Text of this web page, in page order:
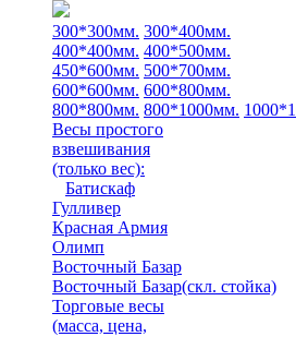
300*300мм. 300*400мм.
400*400мм. 400*500мм.
450*600мм. 500*700мм.
600*600мм. 600*800мм.
800*800мм. 800*1000мм.
Весы простого
взвешивания
(только вес):
Батискаф
Гулливер
Красная Армия
Олимп
Восточный Базар
Восточный Базар(скл. стойка)
Торговые весы
(масса, цена,